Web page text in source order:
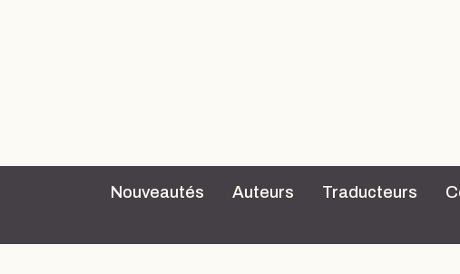
Nouveautés Auteurs Traducteurs